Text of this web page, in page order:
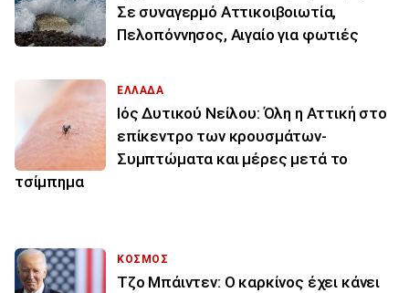
Σε συναγερμό Αττικοιβοιωτία,
Πελοπόννησος, Αιγαίο για φωτιές
ΕΛΛΑΔΑ
Ιός Δυτικού Νείλου: Όλη η Αττική στο
επίκεντρο των κρουσμάτων-
Συμπτώματα και μέρες μετά το
τσίμπημα
ΚΟΣΜΟΣ
Τζο Μπάιντεν: Ο καρκίνος έχει κάνει